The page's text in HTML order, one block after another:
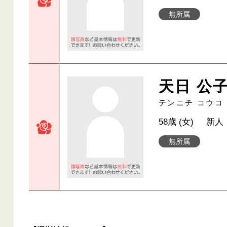
無所属
天日 公
テンニチ コウコ
無所属
58歳 (女) 新人